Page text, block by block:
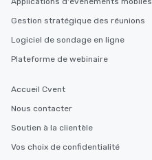
Gestion stratégique des réunions
Logiciel de sondage en ligne
Plateforme de webinaire
Accueil Cvent
Nous contacter
Soutien à la clientèle
Vos choix de confidentialité